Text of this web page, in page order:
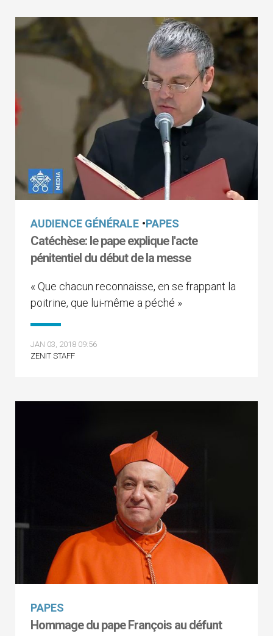
AUDIENCE GÉNÉRALE •PAPES
Catéchèse: le pape explique l'acte
pénitentiel du début de la messe
« Que chacun reconnaisse, en se frappant la
poitrine, que lui-même a péché »
JAN 03, 2018 09:56
ZENIT STAFF
PAPES
Hommage du pape François au défunt